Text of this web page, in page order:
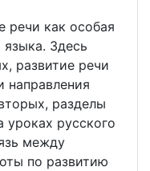
речи как особая
Здесь
развитие речи
направления
разделы
уроках русского
между
по развитию